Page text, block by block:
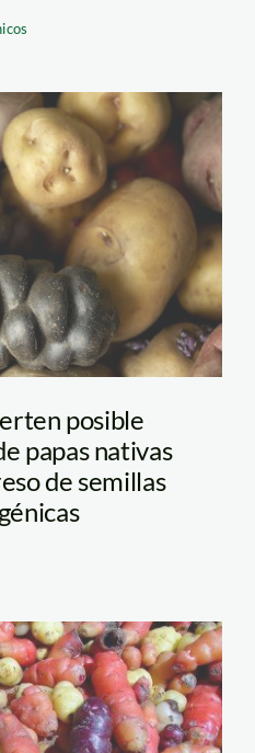
posible
papas nativas
de semillas